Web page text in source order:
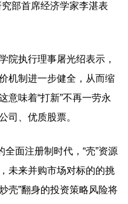
部首席经济学家李湛表
执行理事屠光绍表示，
机制进一步健全，从而缩
意味着“打新”不再一劳永
司、优质股票。
面注册制时代，“壳”资源
未来并购市场对标的的挑
壳”翻身的投资策略风险将